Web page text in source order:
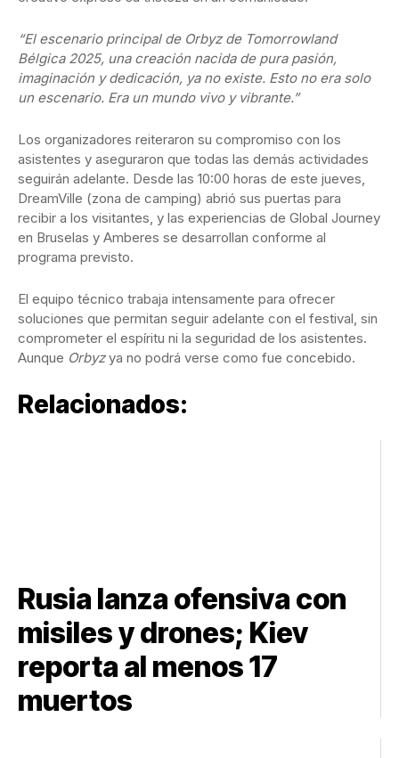
“El escenario principal de Orbyz de Tomorrowland
Bélgica 2025, una creación nacida de pura pasión,
imaginación y dedicación, ya no existe. Esto no era solo
un escenario. Era un mundo vivo y vibrante.”
Los organizadores reiteraron su compromiso con los
asistentes y aseguraron que todas las demás actividades
seguirán adelante. Desde las 10:00 horas de este jueves,
DreamVille (zona de camping) abrió sus puertas para
recibir a los visitantes, y las experiencias de Global Journey
en Bruselas y Amberes se desarrollan conforme al
programa previsto.
El equipo técnico trabaja intensamente para ofrecer
soluciones que permitan seguir adelante con el festival, sin
comprometer el espíritu ni la seguridad de los asistentes.
Aunque Orbyzya no podrá verse como fue concebido.
Relacionados:
Rusia lanza ofensiva con
misiles y drones; Kiev
reporta al menos 17
muertos